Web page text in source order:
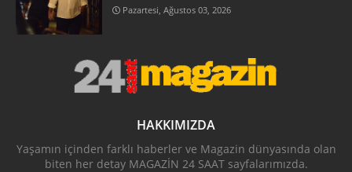
Pazartesi, Ağustos 03, 2026
HAKKIMIZDA
Yaşamın içinden farklı haberler ve Magazin dünyasında olan
biten her detay MAGAZİN 24 SAAT sayfalarımızda.